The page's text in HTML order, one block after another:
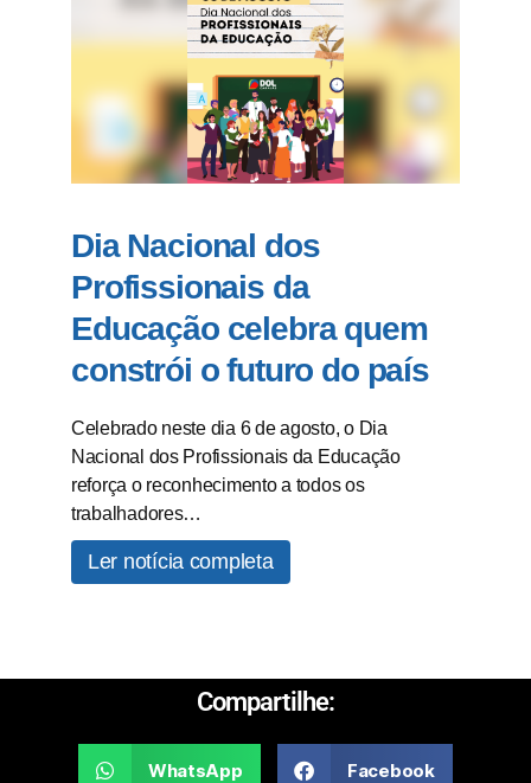
Dia Nacional dos
Profissionais da
Educação celebra quem
constrói o futuro do país
Celebrado neste dia 6 de agosto, o Dia
Nacional dos Profissionais da Educação
reforça o reconhecimento a todos os
trabalhadores…
Ler notícia completa
Compartilhe:
WhatsApp Facebook